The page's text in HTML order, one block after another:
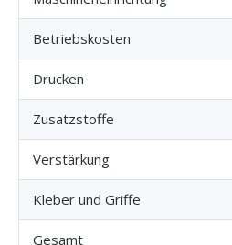
Betriebskosten
Drucken
Zusatzstoffe
Verstärkung
Kleber und Griffe
Gesamt